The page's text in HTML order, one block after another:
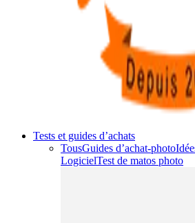
Tests et guides d’achats
TousGuides d’achat-photo
LogicielTest de matos photo